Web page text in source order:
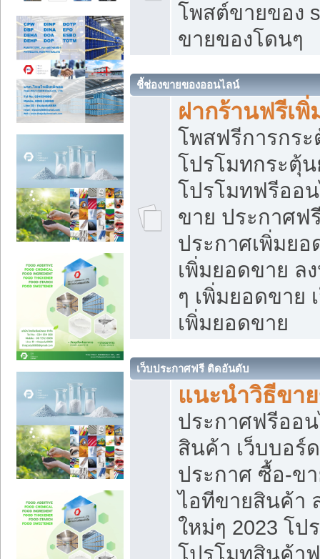
โพสต์ขายของ
ขายของโดนๆ
ชี้ช่องขายของออนไลน์
ฝากร้านฟรีเ
โพสฟรีการกร
โปรโมทกระตุ้
โปรโมทฟรีออ
ขาย ประกาศฟ
ประกาศเพิ่มย
เพิ่มยอดขาย ล
ๆ เพิ่มยอดขาย
เพิ่มยอดขาย
เว็บประกาศฟรี ติดอันดับ
แนะนำวิธีขา
ประกาศฟรีออ
สินค้า เว็บบอร์
ประกาศ ซื้อ-ข
ไอทีขายสินค้า
ใหม่ๆ 2023 โป
โปรโมทสินค้า